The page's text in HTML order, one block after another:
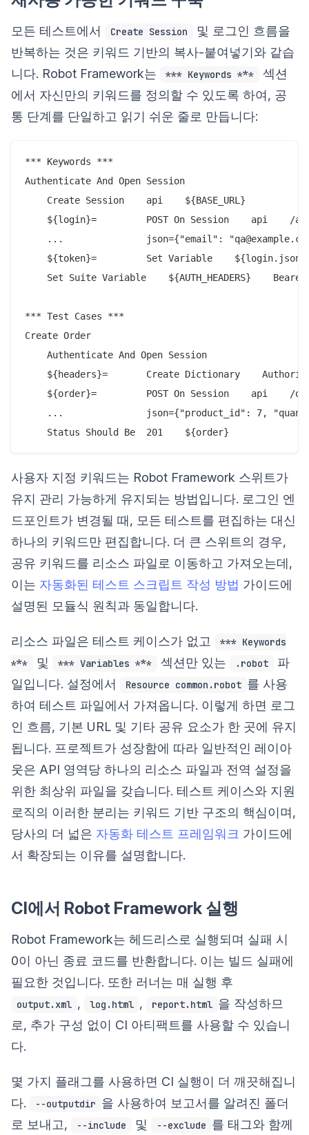
모든 테스트에서 Create Session
및 로그인 흐름을
반복하는 것은 키워드 기반의 복사-붙여넣기와 같습
니다. Robot Framework는
*** Keywords ***
섹션
에서 자신만의 키워드를 정의할 수 있도록 하여, 공
통 단계를 단일하고 읽기 쉬운 줄로 만듭니다:
*** Keywords ***
Authenticate And Open Session
    Create Session    api    ${BASE_URL}
${login}=         POST On Session    api    /
...               json={"email":
${token}=         Set Variable
Set Suite Variable    ${AUTH_HEADERS}    Bearer
*** Test Cases ***
Create Order
    Authenticate And Open Session
${headers}=       Create Dictionary
${order}=         POST On Session    api    /
...               json={"product_id": 7,
사용자 지정 키워드는 Robot Framework 스위트가
유지 관리 가능하게 유지되는 방법입니다. 로그인 엔
드포인트가 변경될 때, 모든 테스트를 편집하는 대신
하나의 키워드만 편집합니다. 더 큰 스위트의 경우,
공유 키워드를 리소스 파일로 이동하고 가져오는데,
이는 자동화된 테스트 스크립트 작성 방법 가이드에
설명된 모듈식 원칙과 동일합니다.
리소스 파일은 테스트 케이스가 없고
*** Keywords
***
및 *** Variables *** 섹션만 있는 .robot
파
일입니다. 설정에서
Resource common.robot 를 사용
하여 테스트 파일에서 가져옵니다. 이렇게 하면 로그
인 흐름, 기본 URL 및 기타 공유 요소가 한 곳에 유지
됩니다. 프로젝트가 성장함에 따라 일반적인 레이아
웃은 API 영역당 하나의 리소스 파일과 전역 설정을
위한 최상위 파일을 갖습니다. 테스트 케이스와 지원
로직의 이러한 분리는 키워드 기반 구조의 핵심이며,
당사의 더 넓은 자동화 테스트 프레임워크 가이드에
서 확장되는 이유를 설명합니다.
CI에서 Robot Framework 실행
Robot Framework는 헤드리스로 실행되며 실패 시
0이 아닌 종료 코드를 반환합니다. 이는 빌드 실패에
필요한 것입니다. 또한 러너는 매 실행 후
output.xml , log.html , report.html 을 작성하므
로, 추가 구성 없이 CI 아티팩트를 사용할 수 있습니
다.
몇 가지 플래그를 사용하면 CI 실행이 더 깨끗해집니
다.
--outputdir 을 사용하여 보고서를 알려진 폴더
로 보내고,
--include 및 --exclude 를 태그와 함께